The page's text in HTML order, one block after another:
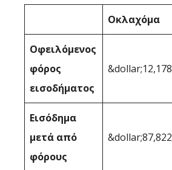
Οκλαχόμα
Οφειλόμενος
φόρος
εισοδήματος
&dollar;12,178
Εισόδημα
μετά από
φόρους
&dollar;87,822